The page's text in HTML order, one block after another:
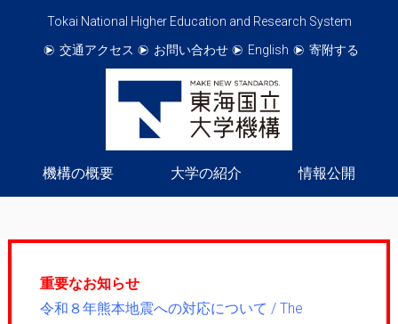
Tokai National Higher Education and Research System
交通アクセス
お問い合わせ English 寄附する
機構の概要 大学の紹介 情報公開
重要なお知らせ
令和８年熊本地震への対応について / The